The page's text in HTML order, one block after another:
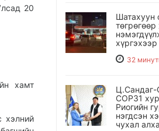
20
хамт
хэлний
Шатахуун
32
Ц.Сандаг-
COP31
Риогийн
нэгдсэн
чухал